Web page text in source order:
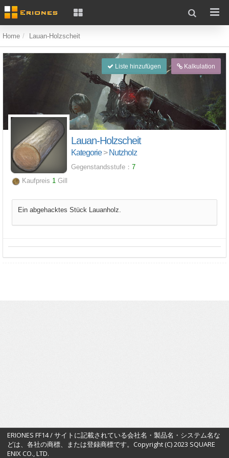
Home Lauan-Holzscheit
Liste hinzufügen Kalkulation
Lauan-Holzscheit
Kategorie> Nutzholz
Gegenstandsstufe： 7
Kaufpreis 1 Gill
Ein abgehacktes Stück Lauanholz.
ERIONES FF14 / サイトに記載されている会社名・製品名・システム名な
どは、各社の商標、または登録商標です。Copyright (C) 2023 SQUARE
ENIX CO., LTD.